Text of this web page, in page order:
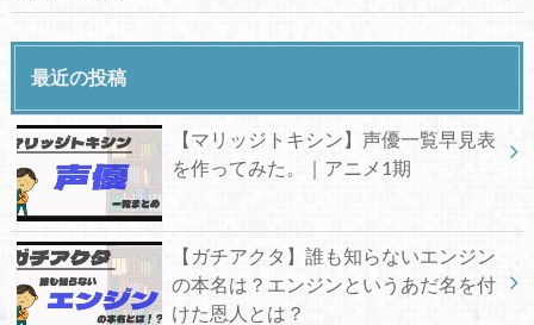
最近の投稿
【マリッジトキシン】声優一覧早見表
を作ってみた。｜アニメ1期
【ガチアクタ】誰も知らないエンジン
の本名は？エンジンというあだ名を付
けた恩人とは？